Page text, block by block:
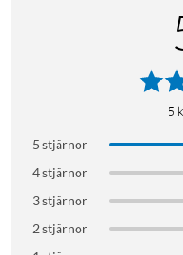
5
5 stjärnor
4 stjärnor
3 stjärnor
2 stjärnor